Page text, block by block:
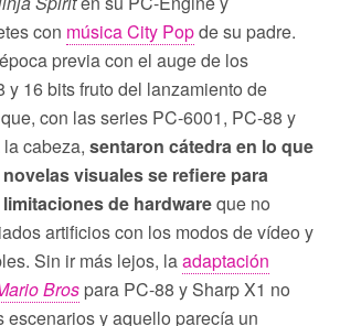
con música City Popde su padre.
previa con el auge de los
y 16 bits fruto del lanzamiento de
con las series PC-6001, PC-88 y
cabeza, sentaron cátedra en lo que
visuales se refiere para
de hardwareque no
artificios con los modos de vídeo y
Sin ir más lejos, laadaptación
Bros para PC-88 y Sharp X1 no
escenarios y aquello parecía un